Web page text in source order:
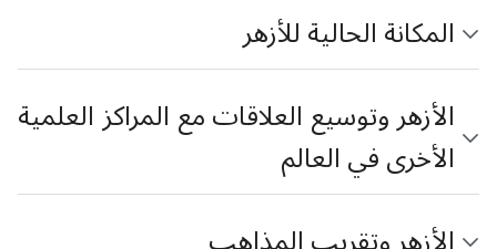
المكانة الحالية للأزهر
الأزهر وتوسيع العلاقات مع المراكز العلمية
الأخرى في العالم